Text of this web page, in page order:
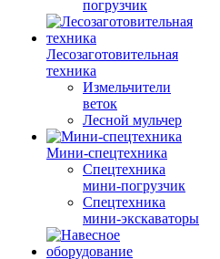
погрузчик
Лесозаготовительная
техника
Измельчители
веток
Лесной мульчер
Мини-спецтехника
Спецтехника
мини-погрузчик
Спецтехника
мини-экскаваторы